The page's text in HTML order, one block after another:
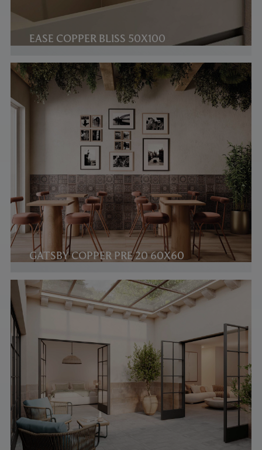
EASE COPPER BLISS 50X100
GATSBY COPPER PRE 20 60X60